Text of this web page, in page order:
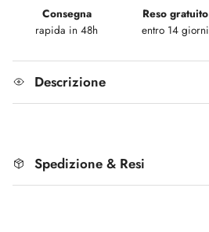
Consegna
rapida in 48h
Reso gratuito
entro 14 giorni
Descrizione
Spedizione & Resi